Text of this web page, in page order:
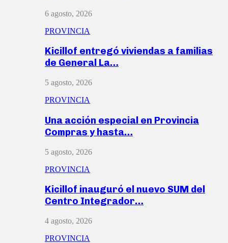
6 agosto, 2026
PROVINCIA
Kicillof entregó viviendas a familias
de General La…
5 agosto, 2026
PROVINCIA
Una acción especial en Provincia
Compras y hasta…
5 agosto, 2026
PROVINCIA
Kicillof inauguró el nuevo SUM del
Centro Integrador…
4 agosto, 2026
PROVINCIA